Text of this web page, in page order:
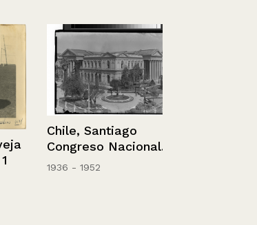
Chile, Santiago
Congreso Nacional.
1936 - 1952